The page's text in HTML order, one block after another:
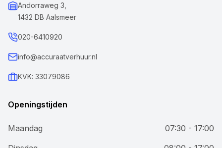
Andorraweg 3,
1432 DB Aalsmeer
020-6410920
info@accuraatverhuur.nl
KVK: 33079086
Openingstijden
Maandag
07:30 - 17:00